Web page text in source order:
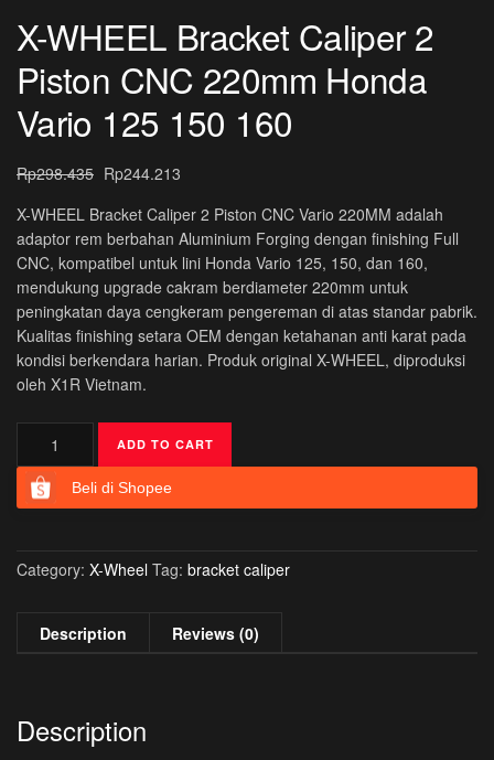
X-WHEEL Bracket Caliper 2
Piston CNC 220mm Honda
Vario 125 150 160
Rp298.435 Rp244.213
X-WHEEL Bracket Caliper 2 Piston CNC Vario 220MM adalah
adaptor rem berbahan Aluminium Forging dengan finishing Full
CNC, kompatibel untuk lini Honda Vario 125, 150, dan 160,
mendukung upgrade cakram berdiameter 220mm untuk
peningkatan daya cengkeram pengereman di atas standar pabrik.
Kualitas finishing setara OEM dengan ketahanan anti karat pada
kondisi berkendara harian. Produk original X-WHEEL, diproduksi
oleh X1R Vietnam.
WHEEL
Bracket
Caliper
CNC
Honda
160
ADD TO CART
Beli di Shopee
Category: X-Wheel Tag: bracket caliper
Description Reviews (0)
Description